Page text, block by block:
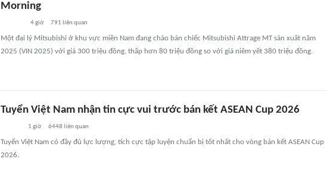
Morning
4 giờ 791 liên quan
Một đại lý Mitsubishi ở khu vực miền Nam đang chào bán chiếc Mitsubishi Attrage MT sản xuất năm
2025 (VIN 2025) với giá 300 triệu đồng, thấp hơn 80 triệu đồng so với giá niêm yết 380 triệu đồng.
Tuyển Việt Nam nhận tin cực vui trước bán kết ASEAN Cup 2026
1 giờ 6448 liên quan
Tuyển Việt Nam có đầy đủ lực lượng, tích cực tập luyện chuẩn bị tốt nhất cho vòng bán kết ASEAN Cup
2026.